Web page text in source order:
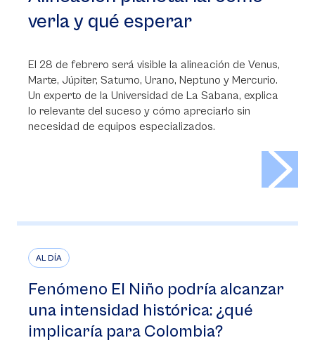
verla y qué esperar
El 28 de febrero será visible la alineación de Venus,
Marte, Júpiter, Saturno, Urano, Neptuno y Mercurio.
Un experto de la Universidad de La Sabana, explica
lo relevante del suceso y cómo apreciarlo sin
necesidad de equipos especializados.
AL DÍA
Fenómeno El Niño podría alcanzar
una intensidad histórica: ¿qué
implicaría para Colombia?